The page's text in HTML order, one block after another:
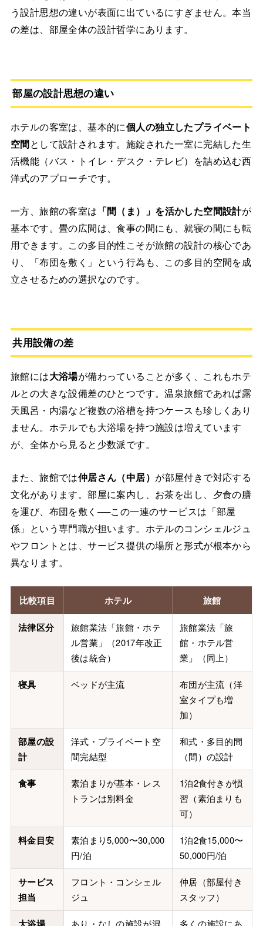
う設計思想の違いが表面に出ているにすぎません。本当
の差は、部屋全体の設計哲学にあります。
部屋の設計思想の違い
ホテルの客室は、基本的に個人の独立したプライベート
空間として設計されます。施錠された一室に完結した生
活機能（バス・トイレ・デスク・テレビ）を詰め込む西
洋式のアプローチです。
一方、旅館の客室は 「間（ま）」を活かした空間設計が
基本です。畳の広間は、食事の間にも、就寝の間にも転
用できます。この多目的性こそが旅館の設計の核心であ
り、「布団を敷く」という行為も、この多目的空間を成
立させるための選択なのです。
共用設備の差
旅館には大浴場が備わっていることが多く、これもホテ
ルとの大きな設備差のひとつです。温泉旅館であれば露
天風呂・内湯など複数の浴槽を持つケースも珍しくあり
ません。ホテルでも大浴場を持つ施設は増えています
が、全体から見ると少数派です。
また、旅館では仲居さん（中居） が部屋付きで対応する
文化があります。部屋に案内し、お茶を出し、夕食の膳
を運び、布団を敷く──この一連のサービスは「部屋
係」という専門職が担います。ホテルのコンシェルジュ
やフロントとは、サービス提供の場所と形式が根本から
異なります。
比較項目 ホテル 旅館
法律区分
旅館業法「旅館・ホテ
ル営業」（2017年改正
後は統合）
旅館業法「旅
館・ホテル営
業」（同上）
寝具 ベッドが主流
布団が主流（洋
室タイプも増
加）
部屋の設
計
洋式・プライベート空
間完結型
和式・多目的間
（間）の設計
食事
素泊まりが基本・レス
トランは別料金
1泊2食付きが慣
習（素泊まりも
可）
料金目安
素泊まり5,000〜30,000
円/泊
1泊2食15,000〜
50,000円/泊
サービス
担当
フロント・コンシェル
ジュ
仲居（部屋付き
スタッフ）
あり・なしの施設が混 多くの施設にあ